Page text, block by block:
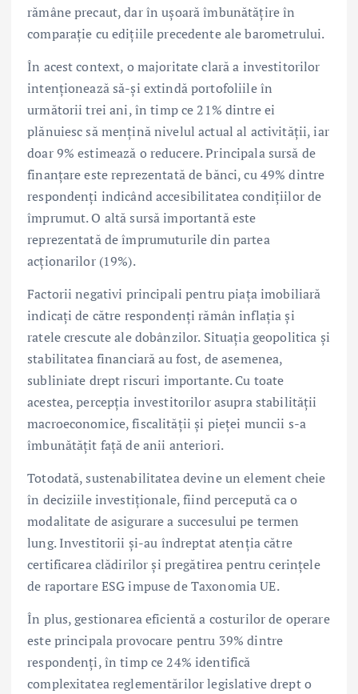
rămâne precaut, dar în ușoară îmbunătățire în
comparație cu edițiile precedente ale barometrului.
În acest context, o majoritate clară a investitorilor
intenționează să-și extindă portofoliile în
următorii trei ani, în timp ce 21% dintre ei
plănuiesc să mențină nivelul actual al activității, iar
doar 9% estimează o reducere. Principala sursă de
finanțare este reprezentată de bănci, cu 49% dintre
respondenți indicând accesibilitatea condițiilor de
împrumut. O altă sursă importantă este
reprezentată de împrumuturile din partea
acționarilor (19%).
Factorii negativi principali pentru piața imobiliară
indicați de către respondenți rămân inflația și
ratele crescute ale dobânzilor. Situația geopolitica și
stabilitatea financiară au fost, de asemenea,
subliniate drept riscuri importante. Cu toate
acestea, percepția investitorilor asupra stabilității
macroeconomice, fiscalității și pieței muncii s-a
îmbunătățit față de anii anteriori.
Totodată, sustenabilitatea devine un element cheie
în deciziile investiționale, fiind percepută ca o
modalitate de asigurare a succesului pe termen
lung. Investitorii și-au îndreptat atenția către
certificarea clădirilor și pregătirea pentru cerințele
de raportare ESG impuse de Taxonomia UE.
În plus, gestionarea eficientă a costurilor de operare
este principala provocare pentru 39% dintre
respondenți, în timp ce 24% identifică
complexitatea reglementărilor legislative drept o